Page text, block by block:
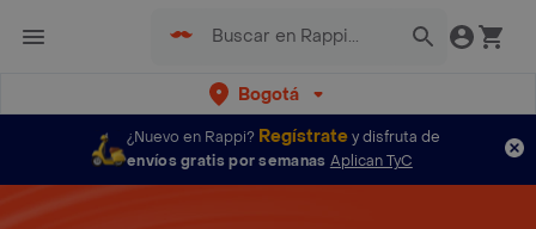
Bogotá
¿Nuevo en Rappi? Regístratey disfruta de
envíos gratis por semanas Aplican TyC